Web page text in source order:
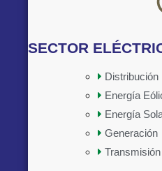
SECTOR
Distribución
Energía
Energía
Generación
Transmisión